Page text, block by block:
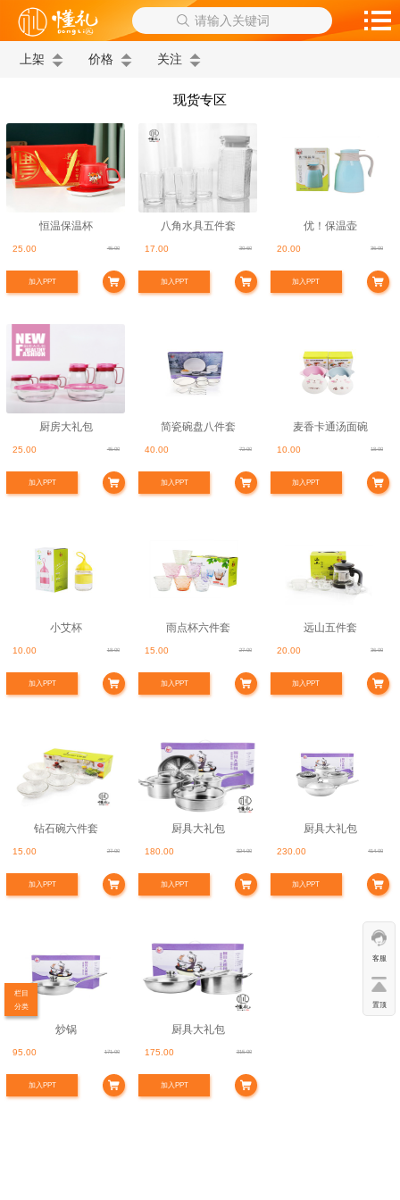
请输入关键词
栏目
分类
上架 价格 关注
现货专区
恒温保温杯
25.00 45.00
加入PPT
八角水具五件套
17.00 30.60
加入PPT
优！保温壶
20.00 36.00
加入PPT
厨房大礼包
25.00 45.00
加入PPT
简瓷碗盘八件套
40.00 72.00
加入PPT
麦香卡通汤面碗
10.00 18.00
加入PPT
小艾杯
10.00 18.00
加入PPT
雨点杯六件套
15.00 27.00
加入PPT
远山五件套
20.00 36.00
加入PPT
钻石碗六件套
15.00 27.00
加入PPT
厨具大礼包
180.00 324.00
加入PPT
厨具大礼包
230.00 414.00
加入PPT
炒锅
95.00 171.00
加入PPT
厨具大礼包
175.00 315.00
加入PPT
客服
置顶